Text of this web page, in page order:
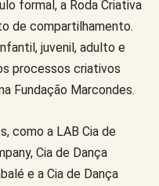
formal, a Roda Criativa
de compartilhamento.
juvenil, adulto e
processos criativos
Fundação Marcondes.
como a LAB Cia de
Cia de Dança
e a Cia de Dança